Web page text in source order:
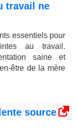
travail ne
essentiels pour
au travail.
saine et
être de la mère
source